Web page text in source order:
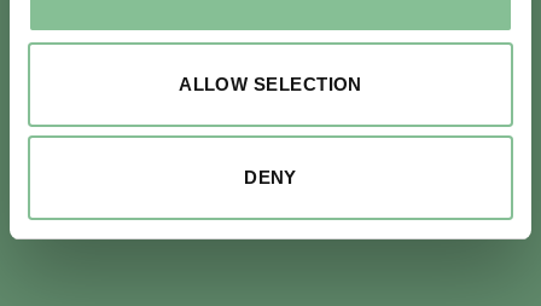
ALLOW SELECTION
DENY
Kaffee und lassen Sie ihn abends mit einem
ausklingen.